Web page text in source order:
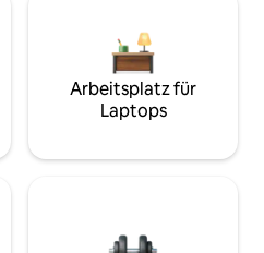
Arbeitsplatz für
Laptops